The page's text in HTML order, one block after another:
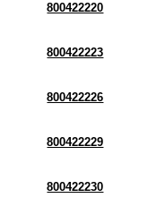
800422220
800422223
800422226
800422229
800422230